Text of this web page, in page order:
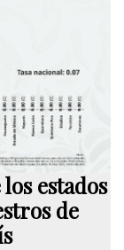
estados
de